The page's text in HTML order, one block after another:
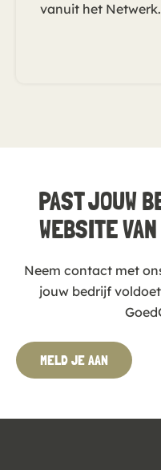
vanuit het
PAST JOUW
WEBSITE
Neem contact met
jouw bedrijf
MELD JE AAN